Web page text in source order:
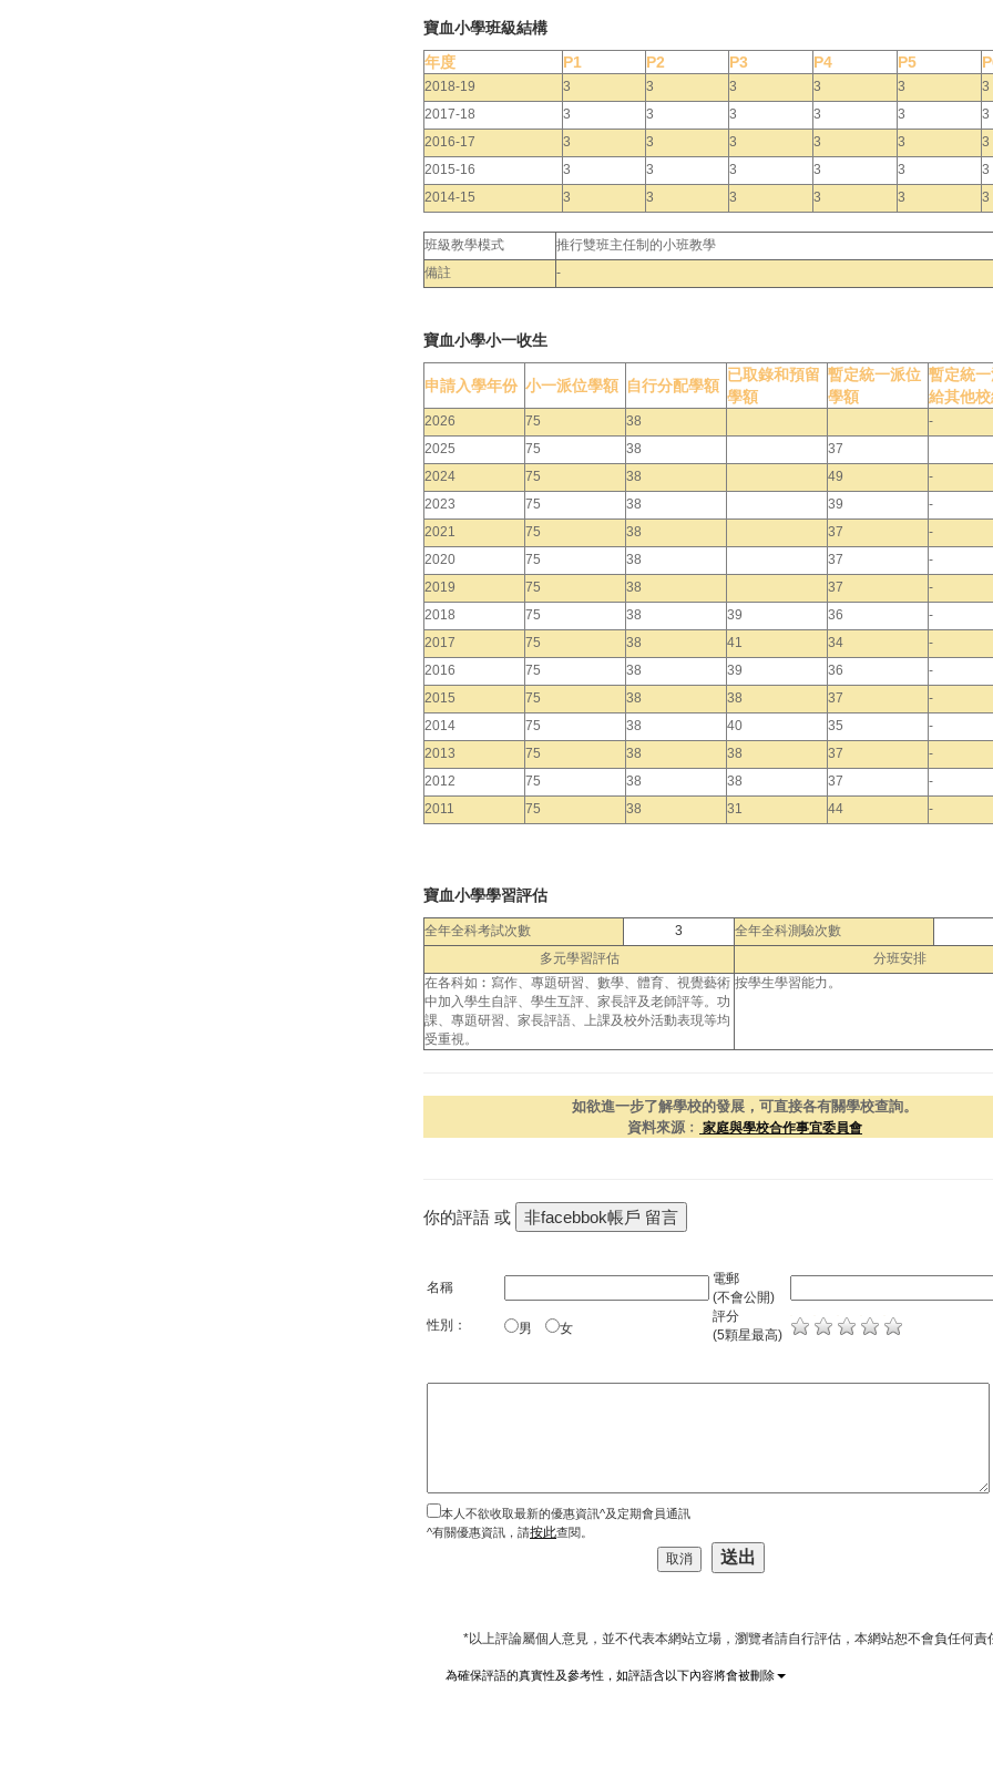
寶血小學班級結構
年度
P1 P2 P3 P4 P5
2018-19 3 3 3 3 3
3
2017-18
3 3 3 3 3
3
2016-17
3 3 3 3 3
3
2015-16
3 3 3 3 3
3
2014-15
3 3 3 3 3 3
班級教學模式
推行雙班主任制的小班教學
備註
-
寶血小學小一收生
申請入學年份 小一派位學額 自行分配學額
已取錄和預留
學額
暫定統一派位
學額
暫定統
給其他
2026 75 38
-
2025
75 38
37
2024
75 38 49
-
2023
75 38 39
-
2021
75 38 37
-
2020
75 38 37
-
2019
75 38 37
-
2018
75 38 39 36
-
2017
75 38 41 34
-
2016
75 38 39 36
-
2015
75 38 38 37
-
2014
75 38 40 35
-
2013
75 38 38 37
-
2012
75 38 38 37
-
2011
75 38 31 44 -
寶血小學學習評估
全年全科考試次數 3
全年全科測驗次數
多元學習評估
分班安排
在各科如︰寫作、專題研習、數學、體育、視覺藝術
中加入學生自評、學生互評、家長評及老師評等。功
課、專題研習、家長評語、上課及校外活動表現等均
受重視。
按學生學習能力。
如欲進一步了解學校的發展，可直接各有關學校查詢。
資料來源﹕ 家庭與學校合作事宜委員會
你的評語 或
名稱
電郵
(不會公開)
性別：
男 女
評分
(5顆星最高)
本人不欲收取最新的優惠資訊^及定期會員通訊
^有關優惠資訊，請按此查閱。
*以上評論屬個人意見，並不代表本網站立場，瀏覽者請自行評估，本網站恕不會負任何責
為確保評語的真實性及參考性，如評語含以下內容將會被刪除